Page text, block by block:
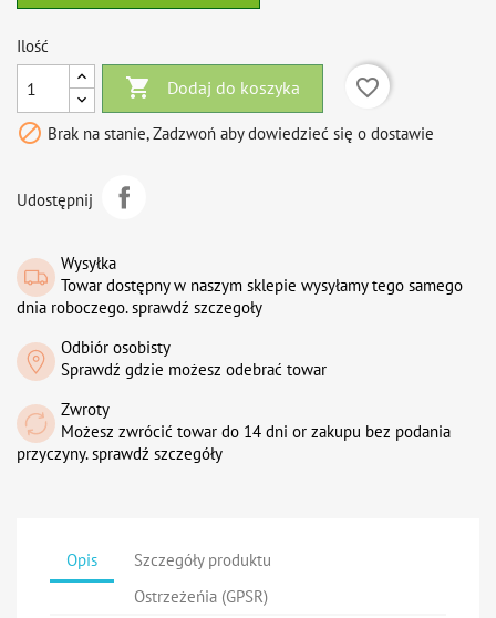
Ilość
 Dodaj do koszyka
favorite_border
 Brak na stanie, Zadzwoń aby dowiedzieć się o dostawie
Udostępnij
Wysyłka
Towar dostępny w naszym sklepie wysyłamy tego samego
dnia roboczego. sprawdź szczegoły
Odbiór osobisty
Sprawdź gdzie możesz odebrać towar
Zwroty
Możesz zwrócić towar do 14 dni or zakupu bez podania
przyczyny. sprawdź szczegóły
Opis
Szczegóły produktu
Ostrzeżeńia (GPSR)